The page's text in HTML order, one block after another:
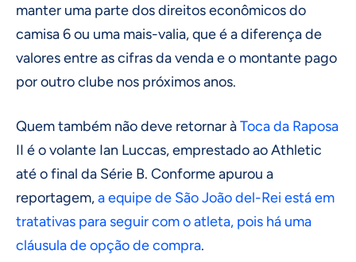
manter uma parte dos direitos econômicos do
camisa 6 ou uma mais-valia, que é a diferença de
valores entre as cifras da venda e o montante pago
por outro clube nos próximos anos.
Quem também não deve retornar àToca da Raposa
II é o volante Ian Luccas, emprestado ao Athletic
até o final da Série B. Conforme apurou a
reportagem,a equipe de São João del-Rei está em
tratativas para seguir com o atleta, pois há uma
cláusula de opção de compra.